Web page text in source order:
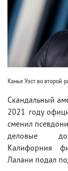
Канье Уэст во второй
Скандальный
2021 году
сменил
деловые
Калифорния
Лалани подал